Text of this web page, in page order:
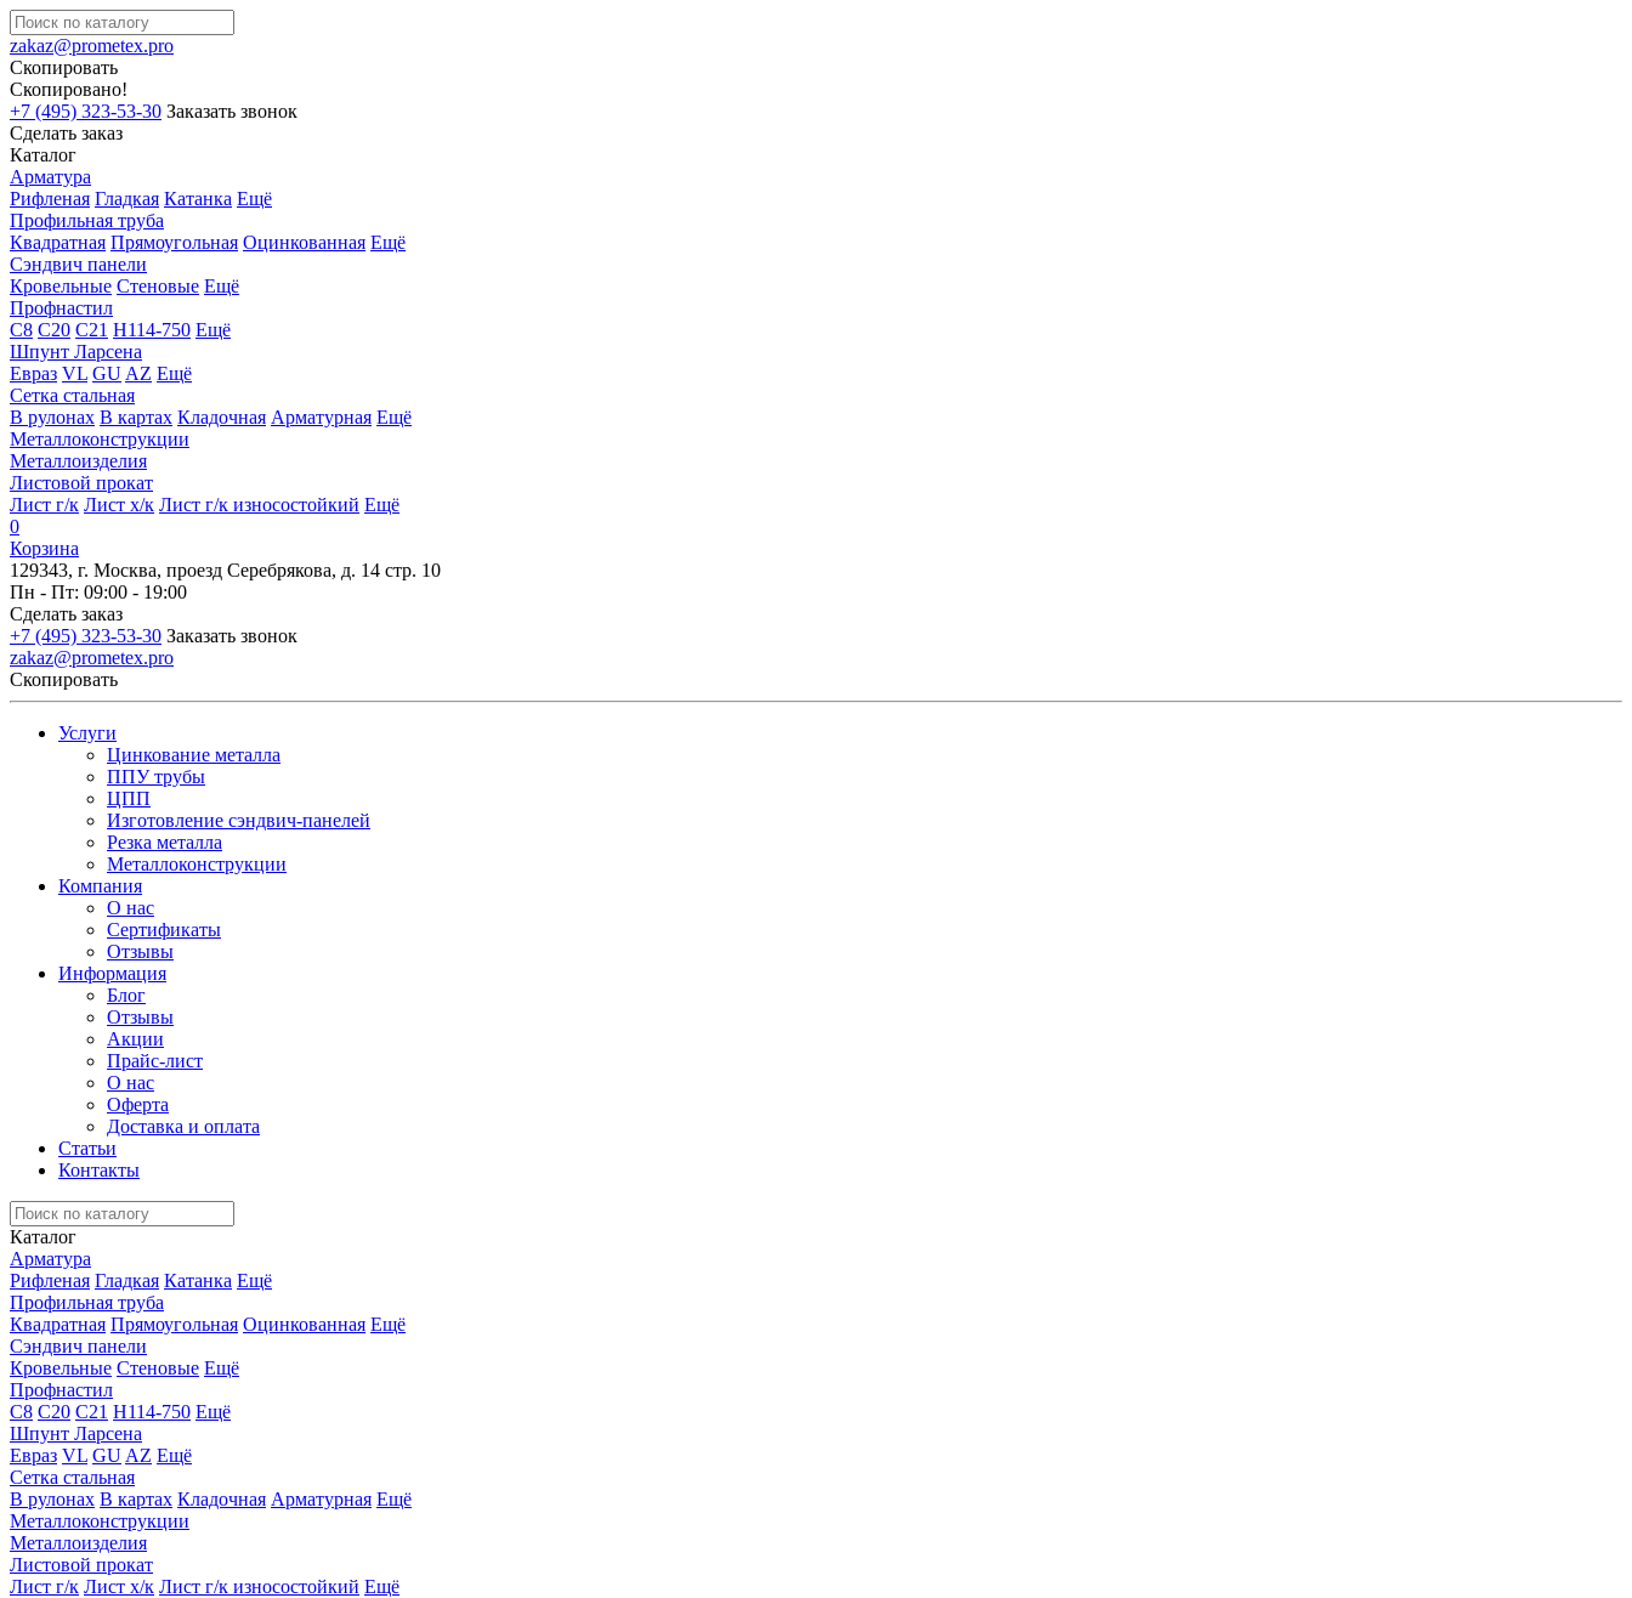
zakaz@prometex.pro
Скопировать
Скопировано!
+7 (495) 323-53-30 Заказать звонок
Сделать заказ
Каталог
Арматура
Рифленая Гладкая Катанка Ещё
Профильная труба
Квадратная Прямоугольная Оцинкованная Ещё
Сэндвич панели
Кровельные Стеновые Ещё
Профнастил
С8 С20 С21 Н114-750 Ещё
Шпунт Ларсена
Евраз VL GU AZ Ещё
Сетка стальная
В рулонах В картах Кладочная Арматурная Ещё
Металлоконструкции
Металлоизделия
Листовой прокат
Лист г/к Лист х/к Лист г/к износостойкий Ещё
0
Корзина
129343, г. Москва, проезд Серебрякова, д. 14 стр. 10
Пн - Пт: 09:00 - 19:00
Сделать заказ
+7 (495) 323-53-30 Заказать звонок
zakaz@prometex.pro
Скопировать
Услуги
Цинкование металла
ППУ трубы
ЦПП
Изготовление сэндвич-панелей
Резка металла
Металлоконструкции
Компания
О нас
Сертификаты
Отзывы
Информация
Блог
Отзывы
Акции
Прайс-лист
О нас
Оферта
Доставка и оплата
Статьи
Контакты
Каталог
Арматура
Рифленая Гладкая Катанка Ещё
Профильная труба
Квадратная Прямоугольная Оцинкованная Ещё
Сэндвич панели
Кровельные Стеновые Ещё
Профнастил
С8 С20 С21 Н114-750 Ещё
Шпунт Ларсена
Евраз VL GU AZ Ещё
Сетка стальная
В рулонах В картах Кладочная Арматурная Ещё
Металлоконструкции
Металлоизделия
Листовой прокат
Лист г/к Лист х/к Лист г/к износостойкий Ещё